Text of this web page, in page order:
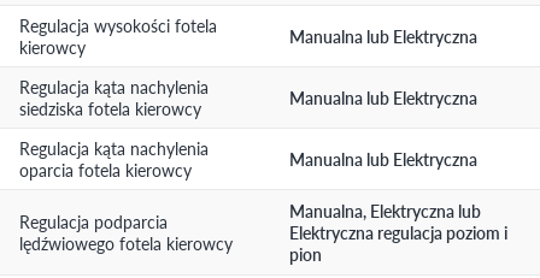
Regulacja wysokości fotela
kierowcy
Manualna lub Elektryczna
Regulacja kąta nachylenia
siedziska fotela kierowcy
Manualna lub Elektryczna
Regulacja kąta nachylenia
oparcia fotela kierowcy
Manualna lub Elektryczna
Regulacja podparcia
lędźwiowego fotela kierowcy
Manualna, Elektryczna lub
Elektryczna regulacja poziom i
pion